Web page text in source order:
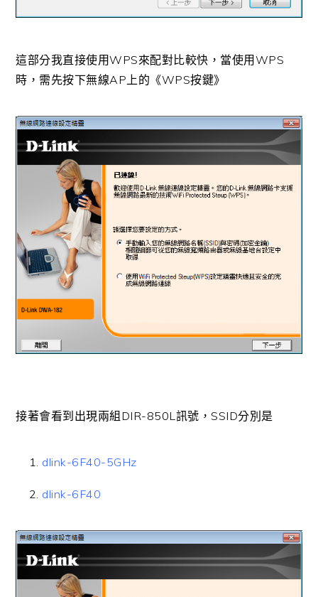
這部分我直接使用WPS來配對比較快，當使用WPS
時，需先按下無線AP上的《WPS按鍵》
接著會看到出現兩組DIR-850L訊號，SSID分別是
dlink-6F40-5GHz
dlink-6F40